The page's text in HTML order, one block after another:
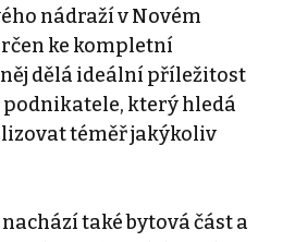
nádraží v Novém
ke kompletní
dělá ideální příležitost
který hledá
téměř jakýkoliv
také bytová část a